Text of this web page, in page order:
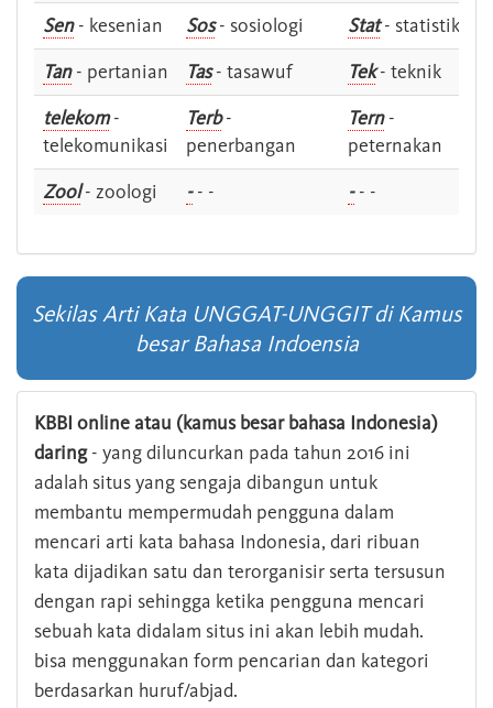
Sen- kesenian Sos- sosiologi Stat- statistik
Tan- pertanian Tas- tasawuf Tek- teknik
telekom-
telekomunikasi
Terb-
penerbangan
Tern-
peternakan
Zool- zoologi -- - -- -
Sekilas Arti Kata UNGGAT-UNGGIT di Kamus
besar Bahasa Indoensia
KBBI online atau (kamus besar bahasa Indonesia)
daring- yang diluncurkan pada tahun 2016 ini
adalah situs yang sengaja dibangun untuk
membantu mempermudah pengguna dalam
mencari arti kata bahasa Indonesia, dari ribuan
kata dijadikan satu dan terorganisir serta tersusun
dengan rapi sehingga ketika pengguna mencari
sebuah kata didalam situs ini akan lebih mudah.
bisa menggunakan form pencarian dan kategori
berdasarkan huruf/abjad.